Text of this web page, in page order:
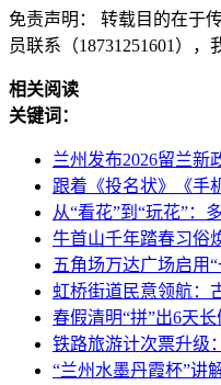
免责声明： 转载目的在于
员联系（18731251601）
相关阅读
关键词：
兰州发布2026留兰新
跟着《投名状》《手
从“看花”到“玩花”：
牛首山千年踏春习俗
五角场万达广场启用
虹桥街道民意领航：
春假清明“拼”出6天
铁路旅游计次票升级
“兰州水墨丹霞杯”讲